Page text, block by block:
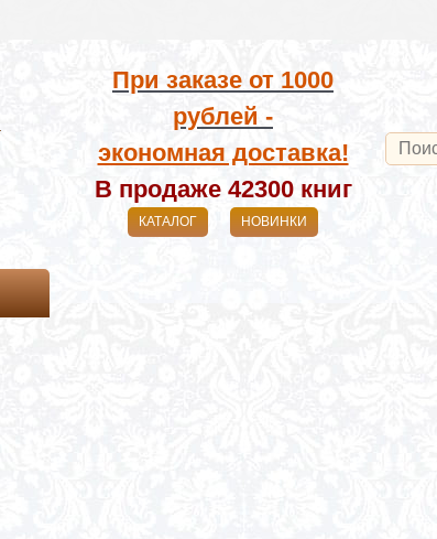
При заказе от 1000
рублей -
экономная доставка!
В продаже 42300 книг
КАТАЛОГ НОВИНКИ